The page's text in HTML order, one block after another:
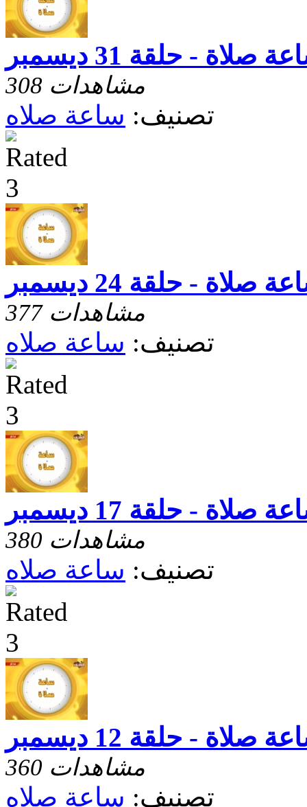
صلاة - حلقة 31 ديسمبر
308 مشاهدات
تصنيف: ساعة صلاه
صلاة - حلقة 24 ديسمبر
377 مشاهدات
تصنيف: ساعة صلاه
صلاة - حلقة 17 ديسمبر
380 مشاهدات
تصنيف: ساعة صلاه
صلاة - حلقة 12 ديسمبر
360 مشاهدات
تصنيف: ساعة صلاه